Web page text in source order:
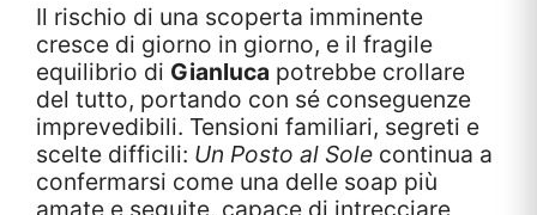
Il rischio di una scoperta imminente
cresce di giorno in giorno, e il fragile
equilibrio di Gianluca potrebbe crollare
del tutto, portando con sé conseguenze
imprevedibili. Tensioni familiari, segreti e
scelte difficili: Un Posto al Sole continua a
confermarsi come una delle soap più
amate e seguite, capace di intrecciare